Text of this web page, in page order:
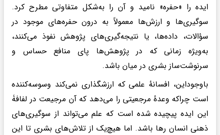
ایده را «حفره» نامید و آن را به‌شکل متفاوتی مطرح کرد.
سوگیری‌ها و ارزش‌ها معمولاً به درون حفره‌های موجود در
سؤالات، داده‌ها، یا نتیجه‌گیری‌های پژوهش نفوذ می‌کنند،
به‌ویژه زمانی که در پژوهش‌ها پای منافع حساس و
سرنوشت‌ساز بشری در میان باشد.
باوجوداین، افسانهٔ علمی که ارزشگذاری نمی‌کند وسوسه‌کننده
است چراکه وعدهٔ مرجعیتی را می‌دهد که آن مرجیعت در لفافۀ
این ایده پیچیده شده است که علم می‌تواند از سوگیری‌های
ذهنی انسان رها باشد. اما هیچ‌یک از تلاش‌های بشری تا این